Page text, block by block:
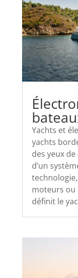
Yachts et
yachts
des yeux
d’un
moteurs ou
définit le